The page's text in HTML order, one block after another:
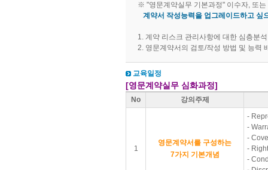
※ "영문계약실무 기본과정" 이수자, 또
계약서 작성능력을 업그레이드하고 싶
1. 계약 리스크 관리사항에 대한 심층분석
2. 영문계약서의 검토/작성 방법 및 능력
교육일정
[영문계약실무 심화과정]
No 강의주제
1
영문계약서를 구성하는
7가지 기본개념
-
-
-
-
-